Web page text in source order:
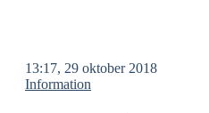
13:17, 29 oktober 2018
Information